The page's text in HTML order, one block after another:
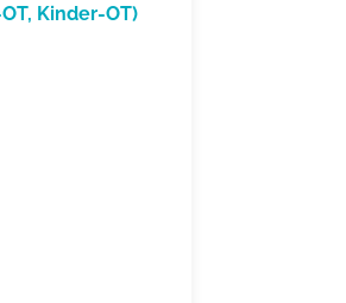
Kinder-OT)